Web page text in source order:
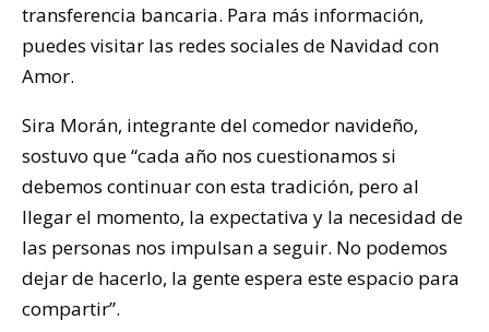
transferencia bancaria. Para más información,
puedes visitar las redes sociales de Navidad con
Amor.
Sira Morán, integrante del comedor navideño,
sostuvo que “cada año nos cuestionamos si
debemos continuar con esta tradición, pero al
llegar el momento, la expectativa y la necesidad de
las personas nos impulsan a seguir. No podemos
dejar de hacerlo, la gente espera este espacio para
compartir”.